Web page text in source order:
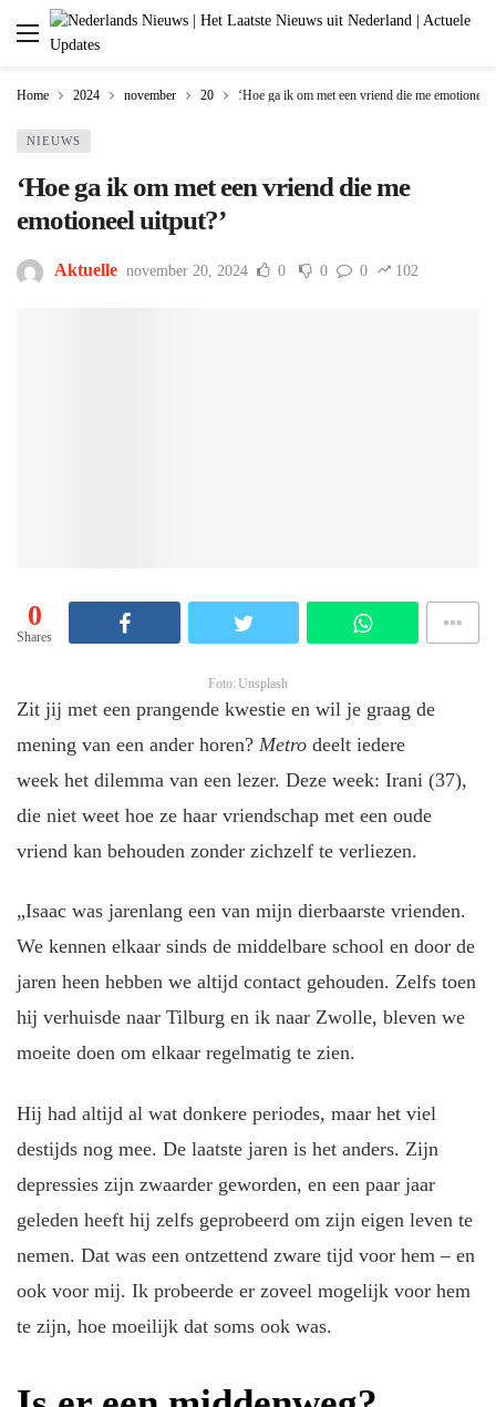
Home 2024 november 20 ‘Hoe ga ik om met een vriend die me emotioneel
NIEUWS
‘Hoe ga ik om met een vriend die me
emotioneel uitput?’
Aktuelle november 20, 2024 0 0 0 102
0
Shares
Foto: Unsplash
Zit jij met een prangende kwestie en wil je graag de
mening van een ander horen? Metrodeelt iedere
week het dilemma van een lezer. Deze week: Irani (37),
die niet weet hoe ze haar vriendschap met een oude
vriend kan behouden zonder zichzelf te verliezen.
„Isaac was jarenlang een van mijn dierbaarste vrienden.
We kennen elkaar sinds de middelbare school en door de
jaren heen hebben we altijd contact gehouden. Zelfs toen
hij verhuisde naar Tilburg en ik naar Zwolle, bleven we
moeite doen om elkaar regelmatig te zien.
Hij had altijd al wat donkere periodes, maar het viel
destijds nog mee. De laatste jaren is het anders. Zijn
depressies zijn zwaarder geworden, en een paar jaar
geleden heeft hij zelfs geprobeerd om zijn eigen leven te
nemen. Dat was een ontzettend zware tijd voor hem – en
ook voor mij. Ik probeerde er zoveel mogelijk voor hem
te zijn, hoe moeilijk dat soms ook was.